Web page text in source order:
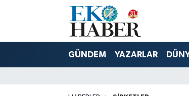
GÜNDEM YAZARLAR
Hava Durumu